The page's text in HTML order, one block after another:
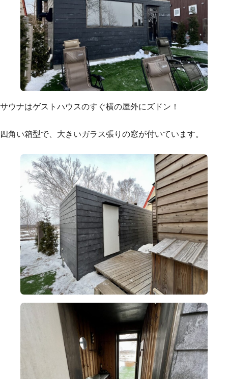
サウナはゲストハウスのすぐ横の屋外にズドン！
四角い箱型で、大きいガラス張りの窓が付いています。